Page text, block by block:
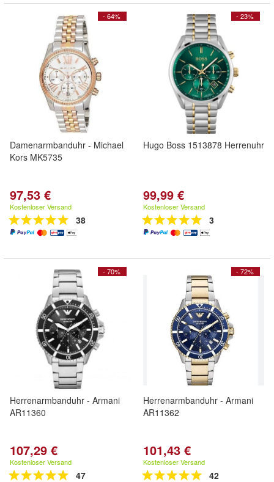
- 64%
Damenarmbanduhr - Michael
Kors MK5735
97,53 €
Kostenloser Versand
38
- 23%
Hugo Boss 1513878 Herrenuhr
99,99 €
Kostenloser Versand
3
- 70%
Herrenarmbanduhr - Armani
AR11360
107,29 €
Kostenloser Versand
47
- 72%
Herrenarmbanduhr - Armani
AR11362
101,43 €
Kostenloser Versand
42